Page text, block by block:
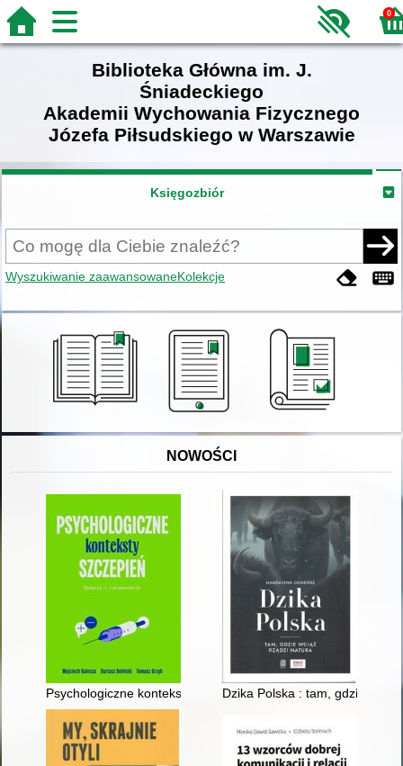
0
Biblioteka Główna im. J.
Śniadeckiego
Akademii Wychowania Fizycznego
Józefa Piłsudskiego w Warszawie
Księgozbiór
Wyszukiwanie zaawansowaneKolekcje
NOWOŚCI
Psychologiczne konteksty szczepień : badania i rekomendacje
Dzika Polska : tam, gdzie